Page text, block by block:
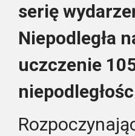
serię
Niepodległa
uczczenie